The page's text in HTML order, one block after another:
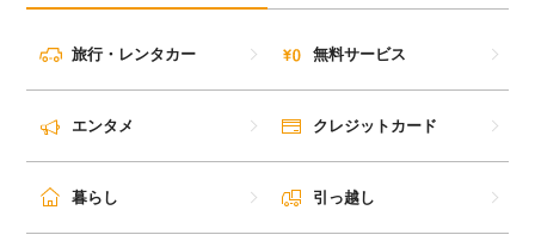
旅行・レンタカー 無料サービス
エンタメ クレジットカード
暮らし 引っ越し